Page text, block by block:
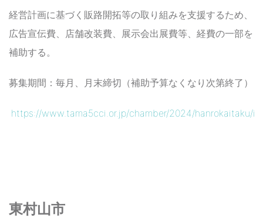
経営計画に基づく販路開拓等の取り組みを支援するため、
広告宣伝費、店舗改装費、展示会出展費等、経費の一部を
補助する。
募集期間：毎月、月末締切（補助予算なくなり次第終了）
https://www.tama5cci.or.jp/chamber/2024/hanrokaitaku/
東村山市